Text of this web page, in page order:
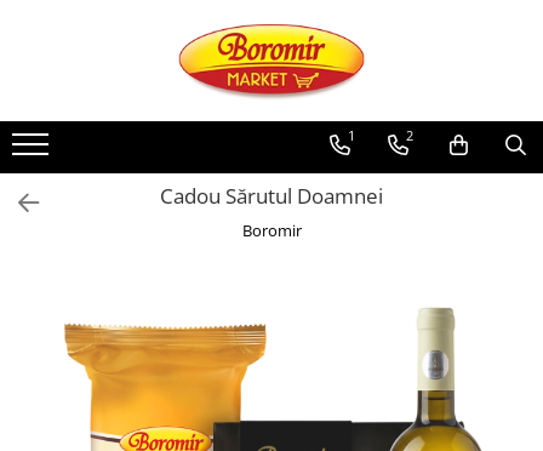
Noutati
Produse de post
Cozonac
Cozonac Creme
Cozonac Traditional
Cozonac Casa Boromir
Cozonac Pricomigdala
1 2
Cadou Sărutul Doamnei
Boromir